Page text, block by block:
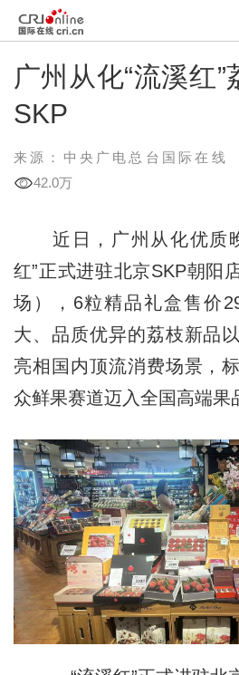
广州从化“流溪红
SKP
来源：中央广电总台国际在线
42.0万
近日，广州从化优质
红”正式进驻北京SKP朝阳
场），6粒精品礼盒售价
大、品质优异的荔枝新品
亮相国内顶流消费场景，
众鲜果赛道迈入全国高端果